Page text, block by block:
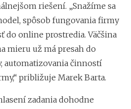
riešení. „Snažíme sa
spôsob fungovania firmy
do online prostredia. Väčšina
mieru už má presah do
automatizovania činností
približuje Marek Barta.
zadania dohodne